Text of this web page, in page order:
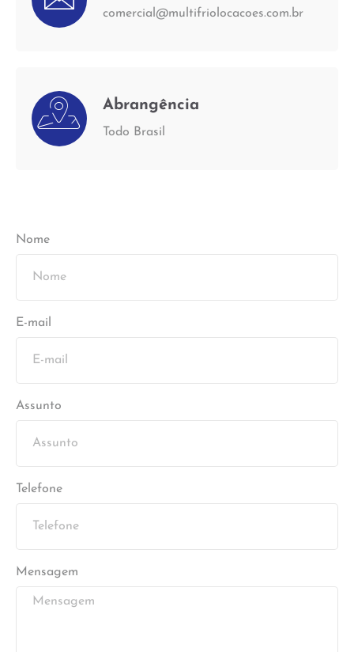
comercial@multifriolocacoes.com.br
Abrangência
Todo Brasil
Nome
E-mail
Assunto
Telefone
Mensagem